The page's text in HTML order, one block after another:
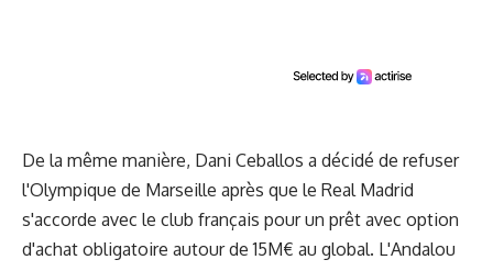
De la même manière, Dani Ceballos a décidé de refuser
l'Olympique de Marseille après que le Real Madrid
s'accorde avec le club français pour un prêt avec option
d'achat obligatoire autour de 15M€ au global. L'Andalou